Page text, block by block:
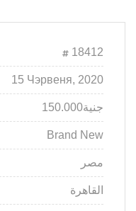
18412
15 Чэрвеня, 2020
150.000جنية
Brand New
مصر
القاهرة